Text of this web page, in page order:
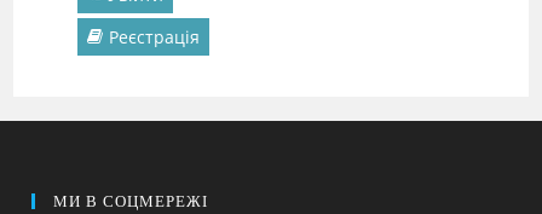
Реєстрація
МИ В СОЦМЕРЕЖІ